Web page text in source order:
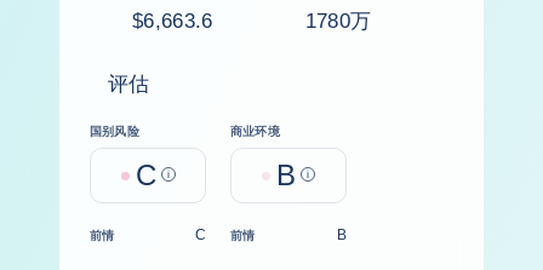
$6,663.6 1780万
评估
国别风险
C Help
商业环境
B Help
前情 C 前情 B